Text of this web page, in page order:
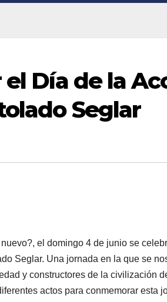
Día de la
Seglar
el domingo 4 de junio se
Seglar. Una jor­na­da en la que se
y cons­truc­to­res de la ci­vi­li­za­ción
actos para conmemorar esta